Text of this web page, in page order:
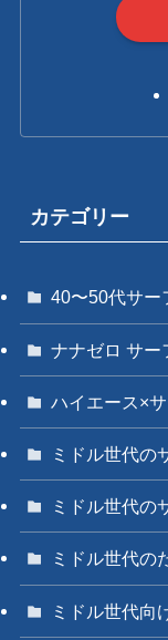
カテゴリー
40〜50代サー
ナナゼロ サー
ハイエース×
ミドル世代の
ミドル世代の
ミドル世代の
ミドル世代向